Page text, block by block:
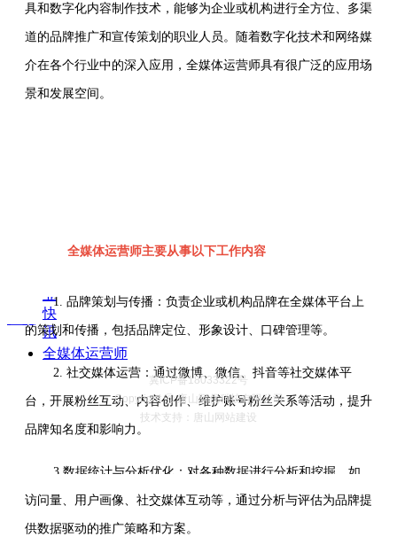
工
作
容
职
业
快
讯
具和数字化内容制作技术，能够为企业或机构进行全方位、多渠
道的品牌推广和宣传策划的职业人员。随着数字化技术和网络媒
介在各个行业中的深入应用，全媒体运营师具有很广泛的应用场
景和发展空间。
全媒体运营师主要从事以下工作内容
1. 品牌策划与传播：负责企业或机构品牌在全媒体平台上
的策划和传播，包括品牌定位、形象设计、口碑管理等。
2. 社交媒体运营：通过微博、微信、抖音等社交媒体平
台，开展粉丝互动、内容创作、维护账号粉丝关系等活动，提升
品牌知名度和影响力。
3.数据统计与分析优化：对各种数据进行分析和挖掘，如
访问量、用户画像、社交媒体互动等，通过分析与评估为品牌提
供数据驱动的推广策略和方案。
全媒体运营师
冀ICP备18033322号
Copyright Ⓒ 唐山阿优科技有限公司
技术支持：唐山网站建设